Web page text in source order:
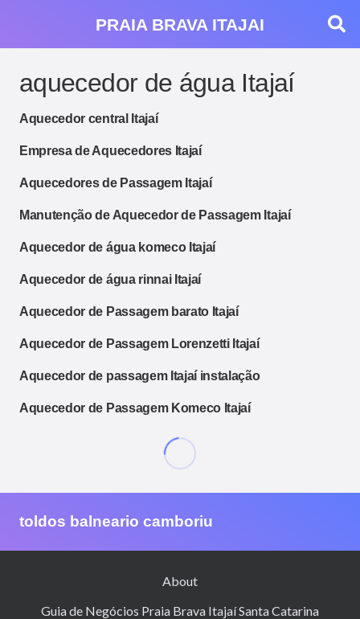
PRAIA BRAVA ITAJAI
aquecedor de água Itajaí
Aquecedor central Itajaí
Empresa de Aquecedores Itajaí
Aquecedores de Passagem Itajaí
Manutenção de Aquecedor de Passagem Itajaí
Aquecedor de água komeco Itajaí
Aquecedor de água rinnai Itajaí
Aquecedor de Passagem barato Itajaí
Aquecedor de Passagem Lorenzetti Itajaí
Aquecedor de passagem Itajaí instalação
Aquecedor de Passagem Komeco Itajaí
toldos balneario camboriu
About
Guia de Negócios Praia Brava Itajaí Santa Catarina